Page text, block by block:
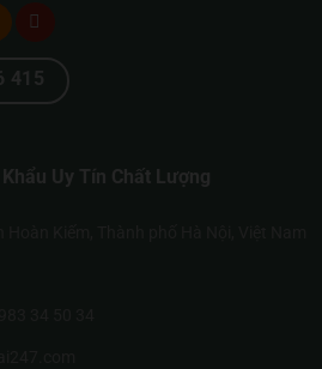
415
Uy Tín Chất Lượng